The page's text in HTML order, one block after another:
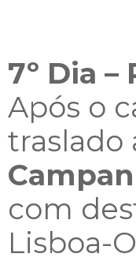
7º Dia –
Após o
traslado
com
Lisboa-